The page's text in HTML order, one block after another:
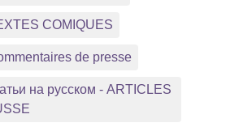
COMIQUES
de presse
на русском - ARTICLES